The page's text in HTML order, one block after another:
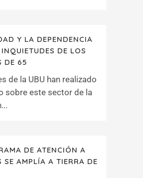
Y LA DEPENDENCIA
DE LOS
DE 65
de la UBU han realizado
sobre este sector de la
DE ATENCIÓN A
SE AMPLÍA A TIERRA DE